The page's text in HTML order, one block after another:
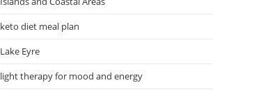
keto diet meal plan
Lake Eyre
light therapy for mood and energy